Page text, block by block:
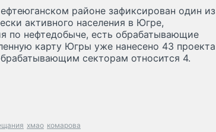
районе зафиксирован один из
активного населения в Югре,
по нефтедобыче, есть обрабатывающие
карту Югры уже нанесено 43 проекта
секторам относится 4.
хмао комарова